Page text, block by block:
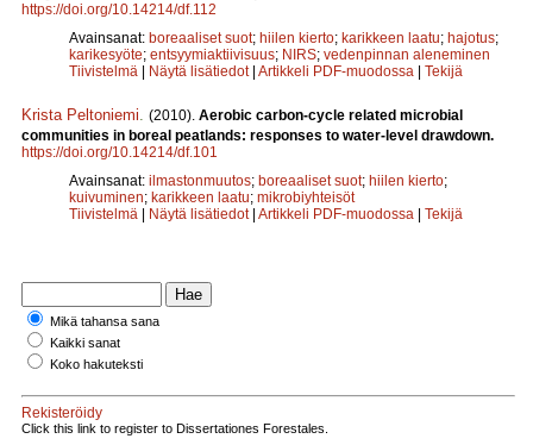
https://doi.org/10.14214/df.112
Avainsanat: boreaaliset suot; hiilen kierto; karikkeen laatu; hajotus;
karikesyöte; entsyymiaktiivisuus; NIRS; vedenpinnan aleneminen
Tiivistelmä | Näytä lisätiedot | Artikkeli PDF-muodossa | Tekijä
Krista Peltoniemi (2010). Aerobic carbon-cycle related microbial
communities in boreal peatlands: responses to water-level drawdown.
https://doi.org/10.14214/df.101
Avainsanat: ilmastonmuutos; boreaaliset suot; hiilen kierto;
kuivuminen; karikkeen laatu; mikrobiyhteisöt
Tiivistelmä | Näytä lisätiedot | Artikkeli PDF-muodossa | Tekijä
Mikä tahansa sana
Kaikki sanat
Koko hakuteksti
Rekisteröidy
Click this link to register to Dissertationes Forestales.